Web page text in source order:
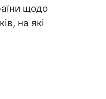
щодо
на які